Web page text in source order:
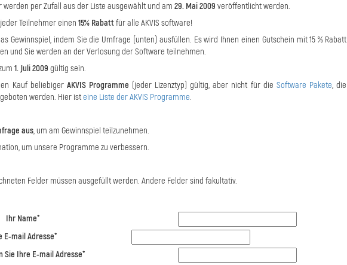
werden per Zufall aus der Liste ausgewählt und am 29. Mai 2009 veröffentlicht werden.
Teilnehmer einen 15% Rabattfür alle AKVIS software!
Gewinnspiel, indem Sie die Umfrage (unten) ausfüllen. Es wird Ihnen einen Gutschein mit 15 % Rabatt
und Sie werden an der Verlosung der Software teilnehmen.
1. Juli 2009 gültig sein.
Kauf beliebiger AKVIS Programme (jeder Lizenztyp) gültig, aber nicht für die Software Pakete, die
werden. Hier isteine Liste der AKVIS Programme.
aus, um am Gewinnspiel teilzunehmen.
um unsere Programme zu verbessern.
Felder müssen ausgefüllt werden. Andere Felder sind fakultativ.
Ihr Name*
E-mail Adresse*
Sie Ihre E-mail Adresse*